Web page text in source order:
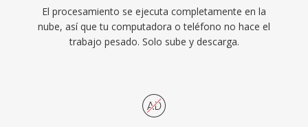
El procesamiento se ejecuta completamente en la
nube, así que tu computadora o teléfono no hace el
trabajo pesado. Solo sube y descarga.